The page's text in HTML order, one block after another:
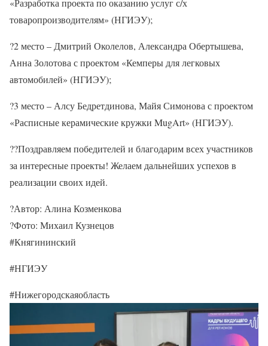
«Разработка проекта по оказанию услуг с/х
товаропроизводителям» (НГИЭУ);
?2 место – Дмитрий Околелов, Александра Обертышева,
Анна Золотова с проектом «Кемперы для легковых
автомобилей» (НГИЭУ);
?3 место – Алсу Бедретдинова, Майя Симонова с проектом
«Расписные керамические кружки MugArt» (НГИЭУ).
??Поздравляем победителей и благодарим всех участников
за интересные проекты! Желаем дальнейших успехов в
реализации своих идей.
?Автор: Алина Козменкова
?Фото: Михаил Кузнецов
#Княгининский
#НГИЭУ
#Нижегородскаяобласть